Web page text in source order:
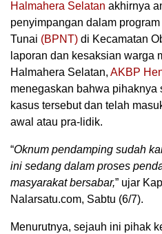
Halmahera Selatan akhirnya
penyimpangan dalam
Tunai (BPNT) di Kecamatan
laporan dan kesaksian warga
Halmahera Selatan, AKBP
menegaskan bahwa pihaknya
kasus tersebut dan telah
awal atau pra-lidik.
“Oknum pendamping sudah
ini sedang dalam proses
masyarakat bersabar,” ujar
Nalarsatu.com, Sabtu (6/7).
Menurutnya, sejauh ini pihak